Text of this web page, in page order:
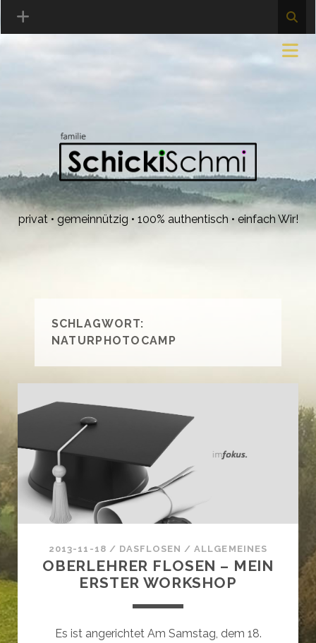
privat • gemeinnützig • 100% authentisch • einfach Wir!
SCHLAGWORT:
NATURPHOTOCAMP
2013-11-18 / DASFLOSEN /ALLGEMEINES
OBERLEHRER FLOSEN – MEIN
ERSTER WORKSHOP
Es ist angerichtet Am Samstag, dem 18.